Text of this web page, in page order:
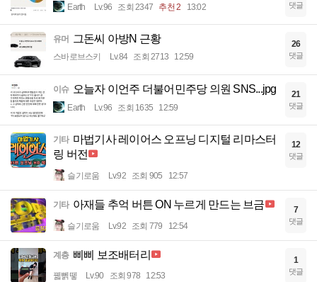
Earth Lv.96 조회 2347 추천 2 13:02 댓글
유머 그돈씨 아방N 근황
스바로브스키 Lv.84 조회 2713 12:59
26
댓글
이슈 오늘자 이언주 더불어민주당 의원 SNS...jpg
Earth Lv.96 조회 1635 12:59
21
댓글
기타 마법기사 레이어스 오프닝 디지털 리마스터
링 버전
슬기로움 Lv.92 조회 905 12:57
12
댓글
기타 아재들 추억 버튼 ON 누르게 만드는 브금
슬기로움 Lv.92 조회 779 12:54
7
댓글
계층 삐삐 보조배터리
꿻뻵뗗 Lv.90 조회 978 12:53
1
댓글